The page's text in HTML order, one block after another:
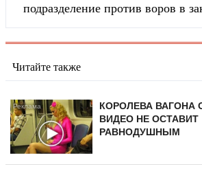
подразделение против воров в
Читайте также
КОРОЛЕВА ВАГОНА
ВИДЕО НЕ ОСТАВИТ
РАВНОДУШНЫМ